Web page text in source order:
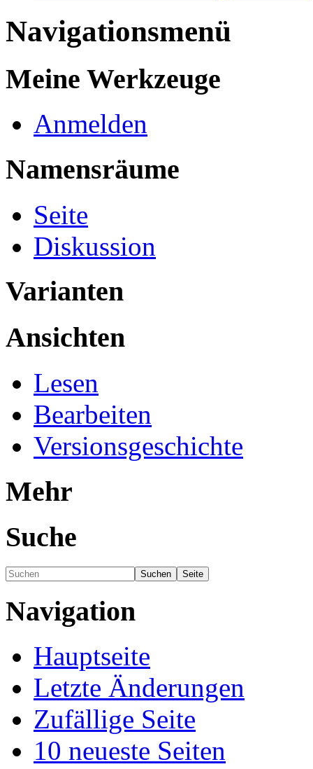
Navigationsmenü
Meine Werkzeuge
Anmelden
Namensräume
Seite
Diskussion
Varianten
Ansichten
Lesen
Bearbeiten
Versionsgeschichte
Mehr
Suche
Navigation
Hauptseite
Letzte Änderungen
Zufällige Seite
10 neueste Seiten